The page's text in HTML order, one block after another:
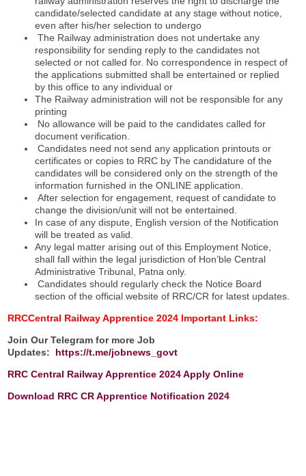
candidate/selected candidate at any stage without notice,
even after his/her selection to undergo
The Railway administration does not undertake any
responsibility for sending reply to the candidates not
selected or not called for. No correspondence in respect of
the applications submitted shall be entertained or replied
by this office to any individual or
The Railway administration will not be responsible for any
printing
No allowance will be paid to the candidates called for
document verification.
Candidates need not send any application printouts or
certificates or copies to RRC by The candidature of the
candidates will be considered only on the strength of the
information furnished in the ONLINE application.
After selection for engagement, request of candidate to
change the division/unit will not be entertained.
In case of any dispute, English version of the Notification
will be treated as valid.
Any legal matter arising out of this Employment Notice,
shall fall within the legal jurisdiction of Hon’ble Central
Administrative Tribunal, Patna only.
Candidates should regularly check the Notice Board
section of the official website of RRC/CR for latest updates.
RRCCentral Railway Apprentice 2024 Important Links:
Join Our Telegram for more Job
Updates:
https://t.me/jobnews_govt
RRC Central Railway Apprentice 2024 Apply Online
Download RRC CR Apprentice Notification 2024